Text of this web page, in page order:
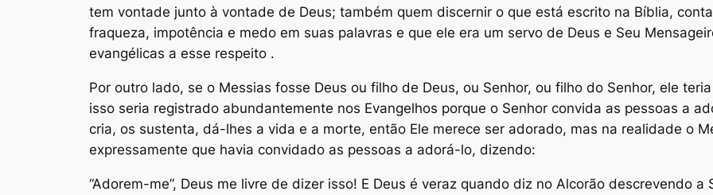
tem vontade junto à vontade de Deus; também quem discernir o que está escrito na Bíblia,
fraqueza, impotência e medo em suas palavras e que ele era um servo de Deus e Seu
evangélicas a esse respeito .
Por outro lado, se o Messias fosse Deus ou filho de Deus, ou Senhor, ou filho do Senhor, ele
isso seria registrado abundantemente nos Evangelhos porque o Senhor convida as pessoas a
cria, os sustenta, dá-lhes a vida e a morte, então Ele merece ser adorado, mas na realidade o
expressamente que havia convidado as pessoas a adorá-lo, dizendo:
“Adorem-me”, Deus me livre de dizer isso! E Deus é veraz quando diz no Alcorão descrevendo